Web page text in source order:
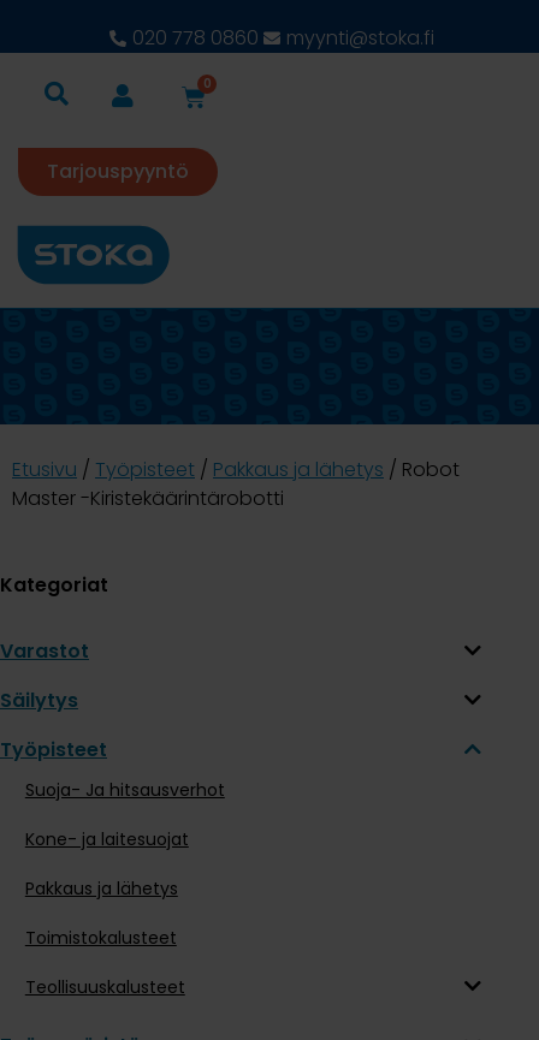
020 778 0860 myynti@stoka.fi
0
Tarjouspyyntö
Etusivu / Työpisteet / Pakkaus ja lähetys / Robot
Master -Kiristekäärintärobotti
Kategoriat
Varastot
Säilytys
Työpisteet
Suoja- Ja hitsausverhot
Kone- ja laitesuojat
Pakkaus ja lähetys
Toimistokalusteet
Teollisuuskalusteet